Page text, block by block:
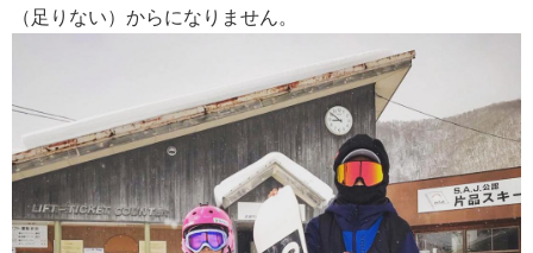
（足りない）からになりません。